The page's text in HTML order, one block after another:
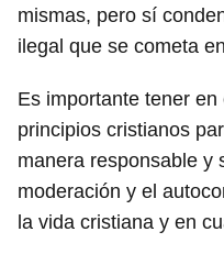
mismas, pero sí
ilegal que se cometa
Es importante tener
principios cristianos
manera responsable y
moderación y el
la vida cristiana y en